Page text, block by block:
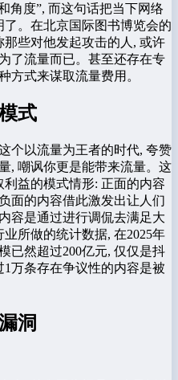
角度”, 而这句话把当下网络
。在北京国际图书博览会的
些对他发起攻击的人, 或许
了流量而已。甚至还存在专
方式来谋取流量费用。
式
个以流量为王者的时代, 夸赞
, 嘲讽你更是能带来流量。这
益的模式情形: 正面的内容
面的内容借此激发出让人们
容是通过进行调侃去满足大
所做的统计数据, 在2025年
已然超过200亿元, 仅仅是抖
万条存在争议性的内容是被
洞